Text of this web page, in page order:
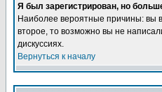
Я был зарегистрирован, но
Наиболее вероятные причины: вы
второе, то возможно вы не
дискуссиях.
Вернуться к началу